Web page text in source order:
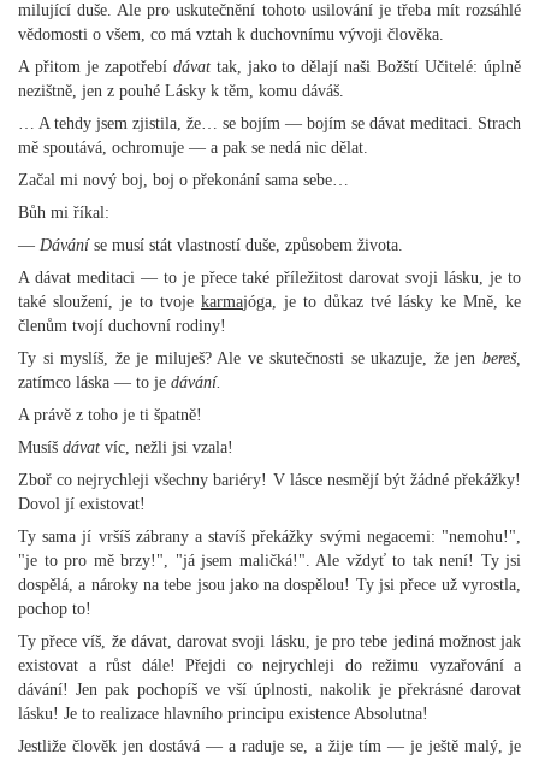
milující duše. Ale pro uskutečnění tohoto usilování je třeba mít rozsáhlé
vědomosti o všem, co má vztah k duchovnímu vývoji člověka.
A přitom je zapotřebí dávattak, jako to dělají naši Božští Učitelé: úplně
nezištně, jen z pouhé Lásky k těm, komu dáváš.
… A tehdy jsem zjistila, že… se bojím — bojím se dávat meditaci. Strach
mě spoutává, ochromuje — a pak se nedá nic dělat.
Začal mi nový boj, boj o překonání sama sebe…
Bůh mi říkal:
— Dáváníse musí stát vlastností duše, způsobem života.
A dávat meditaci — to je přece také příležitost darovat svoji lásku, je to
také sloužení, je to tvoje karmajóga, je to důkaz tvé lásky ke Mně, ke
členům tvojí duchovní rodiny!
Ty si myslíš, že je miluješ? Ale ve skutečnosti se ukazuje, že jen bereš,
zatímco láska — to je dávání.
A právě z toho je ti špatně!
Musíš dávat víc, nežli jsi vzala!
Zboř co nejrychleji všechny bariéry! V lásce nesmějí být žádné překážky!
Dovol jí existovat!
Ty sama jí vršíš zábrany a stavíš překážky svými negacemi: "nemohu!",
"je to pro mě brzy!", "já jsem maličká!". Ale vždyť to tak není! Ty jsi
dospělá, a nároky na tebe jsou jako na dospělou! Ty jsi přece už vyrostla,
pochop to!
Ty přece víš, že dávat, darovat svoji lásku, je pro tebe jediná možnost jak
existovat a růst dále! Přejdi co nejrychleji do režimu vyzařování a
dávání! Jen pak pochopíš ve vší úplnosti, nakolik je překrásné darovat
lásku! Je to realizace hlavního principu existence Absolutna!
Jestliže člověk jen dostává — a raduje se, a žije tím — je ještě malý, je